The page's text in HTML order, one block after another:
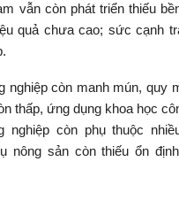
vẫn còn phát triển thiếu
quả chưa cao; sức cạnh
nghiệp còn manh mún, quy
thấp, ứng dụng khoa học
nghiệp còn phụ thuộc
nông sản còn thiếu ổn